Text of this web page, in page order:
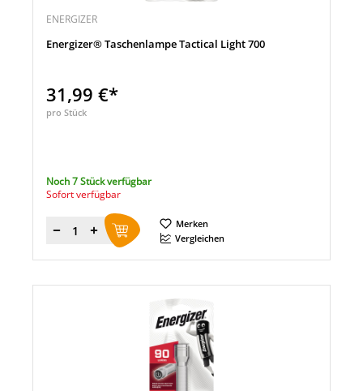
ENERGIZER
Energizer® Taschenlampe Tactical Light 700
31,99 €*
pro Stück
Noch 7 Stück verfügbar
Sofort verfügbar
Menge
Merken
Vergleichen